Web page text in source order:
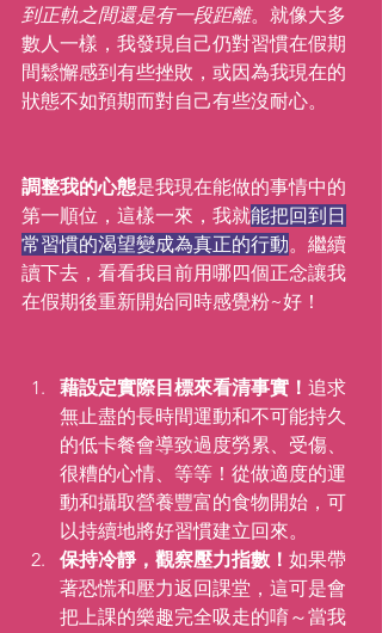
到正軌之間還是有一段距離。就像大多
數人一樣，我發現自己仍對習慣在假期
間鬆懈感到有些挫敗，或因為我現在的
狀態不如預期而對自己有些沒耐心。
調整我的心態是我現在能做的事情中的
第一順位，這樣一來，我就能把回到日
常習慣的渴望變成為真正的行動。繼續
讀下去，看看我目前用哪四個正念讓我
在假期後重新開始同時感覺粉~好！
藉設定實際目標來看清事實！ 追求
無止盡的長時間運動和不可能持久
的低卡餐會導致過度勞累、受傷、
很糟的心情、等等！從做適度的運
動和攝取營養豐富的食物開始，可
以持續地將好習慣建立回來。
保持冷靜，觀察壓力指數！ 如果帶
著恐慌和壓力返回課堂，這可是會
把上課的樂趣完全吸走的唷～當我